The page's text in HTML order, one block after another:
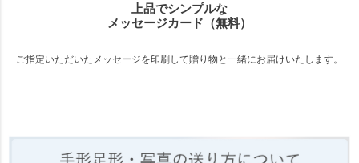
上品でシンプルな
メッセージカード（無料）
ご指定いただいたメッセージを印刷して贈り物と一緒にお届けいたします。